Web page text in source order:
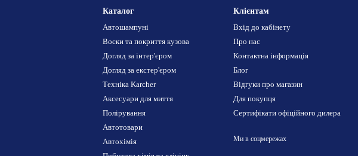
Каталог
Автошампуні
Воски та покриття кузова
Догляд за інтер'єром
Догляд за екстер'єром
Техніка Karcher
Аксесуари для миття
Полірування
Автотовари
Автохімія
Клієнтам
Вхід до кабінету
Про нас
Контактна інформація
Блог
Відгуки про магазин
Для покупця
Сертифікати офіційного дилера
Ми в соцмережах